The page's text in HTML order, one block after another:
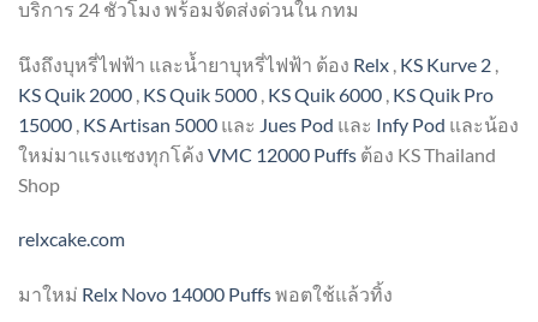
บริการ 24 ชั่วโมง พร้อมจัดส่งด่วนใน กทม
นึงถึงบุหรี่ไฟฟ้า และน้ำยาบุหรี่ไฟฟ้า ต้อง Relx KS Kurve 2
KS Quik 2000 KS Quik 5000 KS Quik 6000 KS Quik Pro
15000 KS Artisan 5000 และ Jues Pod และ Infy Pod และน้อง
ใหม่มาแรงแซงทุกโค้ง VMC 12000 Puffs ต้อง KS Thailand
Shop
relxcake.com
มาใหม่ Relx Novo 14000 Puffsพอตใช้แล้วทิ้ง